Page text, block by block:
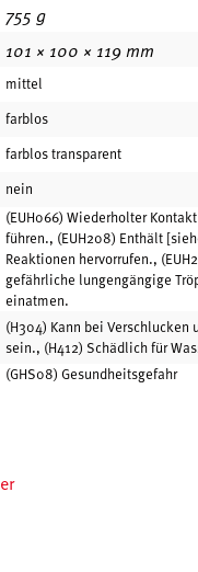
755 g
101 × 100 × 119 mm
mittel
farblos
farblos transparent
nein
(EUH066) Wiederholter
führen., (EUH208) Enthält
Reaktionen hervorrufen.,
gefährliche lungengängige
einatmen.
(H304) Kann bei
sein., (H412) Schädlich für
(GHS08) Gesundheitsgefahr